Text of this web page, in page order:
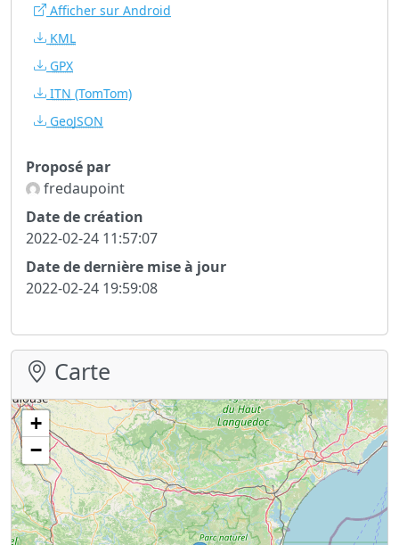
Afficher sur Android
KML
GPX
ITN (TomTom)
GeoJSON
Proposé par
fredaupoint
Date de création
2022-02-24 11:57:07
Date de dernière mise à jour
2022-02-24 19:59:08
Carte
+
−